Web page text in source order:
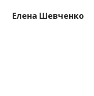
Елена Шевченко